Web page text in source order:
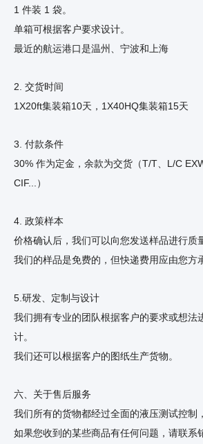
1 件装 1 袋。
单箱可根据客户要求设计。
最近的航运港口是温州、宁波和上海
2. 交货时间
1X20ft集装箱10天，1X40HQ集装箱15天
3. 付款条件
30% 作为定金，余款为交货（T/T、L/C
CIF...）
4. 政策样本
价格确认后，我们可以向您发送样品进行质
我们的样品是免费的，但快递费用应由您方
5.研发、定制与设计
我们拥有专业的团队根据客户的要求或想法
计。
我们还可以根据客户的图纸生产货物。
六、关于售后服务
我们所有的货物都经过全面的液压测试控制
如果您收到的某些商品有任何问题，请联系